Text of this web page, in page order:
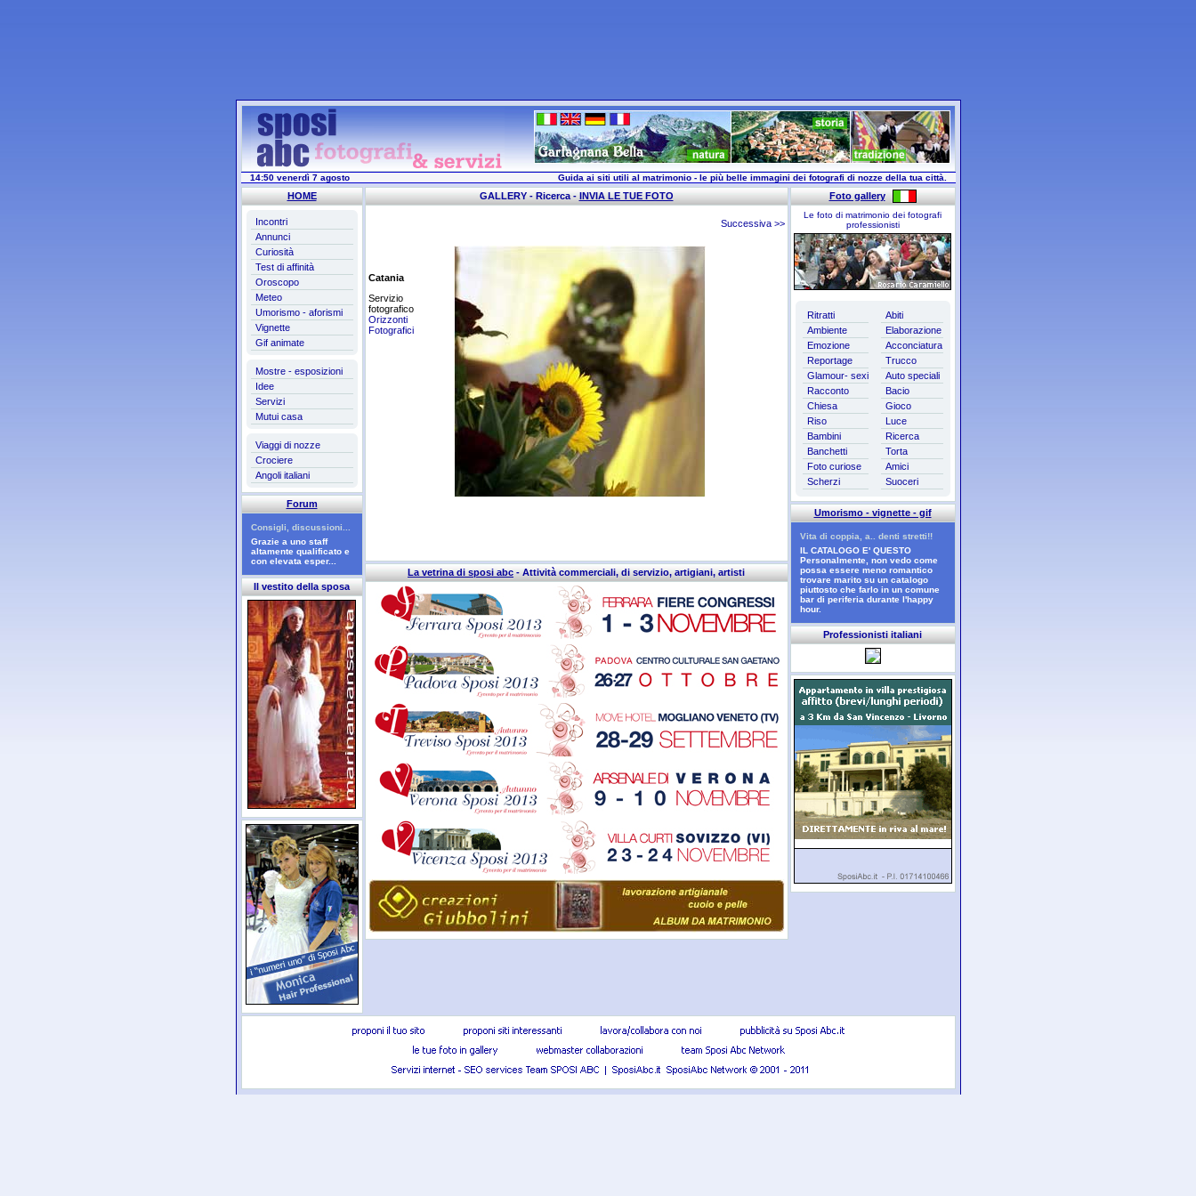
Guida ai siti utili al matrimonio - le più belle immagini dei fotografi di nozze della tua città.
14:50 venerdì 7 agosto
HOME
Incontri
Annunci
Curiosità
Test di affinità
Oroscopo
Meteo
Umorismo - aforismi
Vignette
Gif animate
Mostre - esposizioni
Idee
Servizi
Mutui casa
Viaggi di nozze
Crociere
Angoli italiani
Forum
Consigli, discussioni...
Grazie a uno staff
altamente qualificato e
con elevata esper...
Il vestito della sposa
GALLERY - Ricerca -INVIA LE TUE FOTO
Successiva >>
Catania
Servizio
fotografico
Orizzonti
Fotografici
La vetrina di sposi abc- Attività commerciali, di servizio, artigiani, artisti
Foto gallery
Le foto di matrimonio dei fotografi
professionisti
Ritratti
Ambiente
Emozione
Reportage
Glamour- sexi
Racconto
Chiesa
Riso
Bambini
Banchetti
Foto curiose
Scherzi
Abiti
Elaborazione
Acconciatura
Trucco
Auto speciali
Bacio
Gioco
Luce
Ricerca
Torta
Amici
Suoceri
Umorismo - vignette - gif
Vita di coppia, a.. denti stretti!!
IL CATALOGO E' QUESTO
Personalmente, non vedo come
possa essere meno romantico
trovare marito su un catalogo
piuttosto che farlo in un comune
bar di periferia durante l'happy
hour.
Professionisti italiani